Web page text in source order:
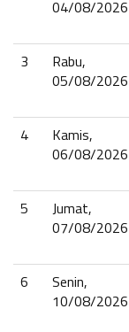
04/08/2026
3
Rabu,
05/08/2026
4
Kamis,
06/08/2026
5
Jumat,
07/08/2026
6
Senin,
10/08/2026